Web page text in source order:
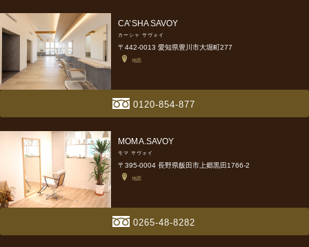
CA’SHA SAVOY
カーシャ サヴォイ
〒442-0013 愛知県豊川市大堀町277
地図
0120-854-877
MOMA.SAVOY
モマ サヴォイ
〒395-0004 長野県飯田市上郷黒田1766-2
地図
0265-48-8282